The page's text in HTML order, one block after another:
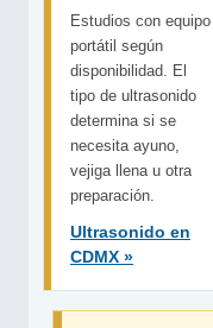
Estudios con equipo
portátil según
disponibilidad. El
tipo de ultrasonido
determina si se
necesita ayuno,
vejiga llena u otra
preparación.
Ultrasonido en
CDMX »